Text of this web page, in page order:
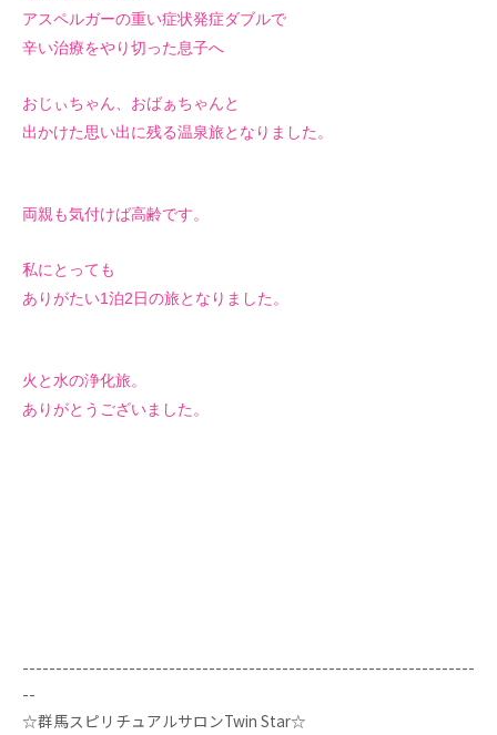
アスペルガーの重い症状発症ダブルで
辛い治療をやり切った息子へ
おじぃちゃん、おばぁちゃんと
出かけた思い出に残る温泉旅となりました。
両親も気付けば高齢です。
私にとっても
ありがたい1泊2日の旅となりました。
火と水の浄化旅。
ありがとうございました。
--------------------------------------------------------------------
--
☆群馬スピリチュアルサロンTwin Star☆